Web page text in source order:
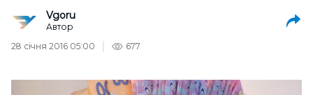
Vgoru
Автор
28 січня 2016 05:00
677